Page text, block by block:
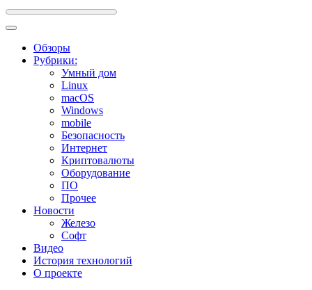
Обзоры
Рубрики:
Умный дом
Linux
macOS
Windows
mobile
Безопасность
Интернет
Криптовалюты
Оборудование
ПО
Прочее
Новости
Железо
Софт
Видео
История технологий
О проекте